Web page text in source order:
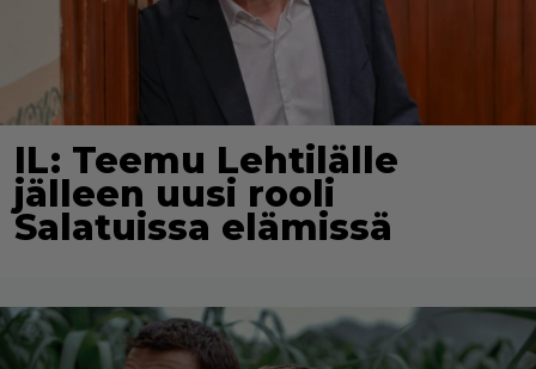
IL: Teemu Lehtilälle
jälleen uusi rooli
Salatuissa elämissä